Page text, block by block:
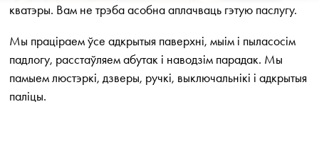
кватэры. Вам не трэба асобна аплачваць гэтую паслугу.
Мы праціраем ўсе адкрытыя паверхні, мыім і пыласосім
падлогу, расстаўляем абутак і наводзім парадак. Мы
памыем люстэркі, дзверы, ручкі, выключальнікі і адкрытыя
паліцы.